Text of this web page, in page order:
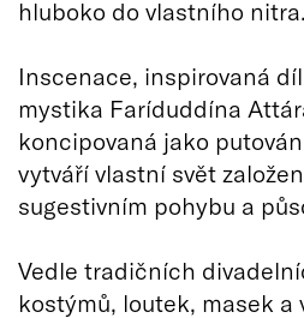
hluboko do vlastního nitra.
Inscenace, inspirovaná
mystika Faríduddína
koncipovaná jako
vytváří vlastní svět
sugestivním pohybu a
Vedle tradičních
kostýmů, loutek, masek a